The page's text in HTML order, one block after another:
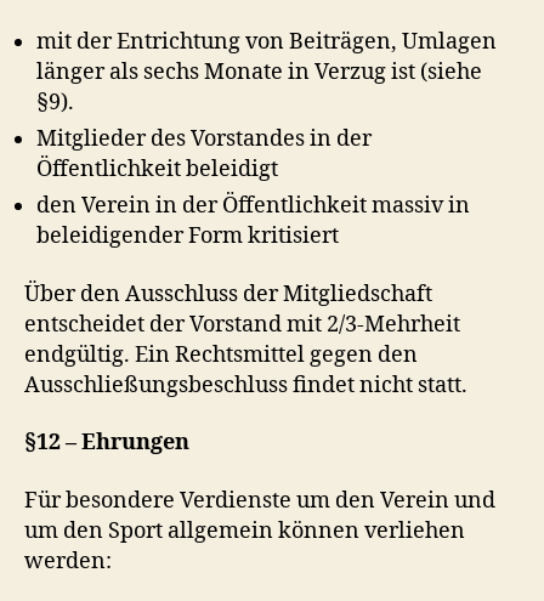
mit der Entrichtung von Beiträgen, Umlagen
länger als sechs Monate in Verzug ist (siehe
§9).
Mitglieder des Vorstandes in der
Öffentlichkeit beleidigt
den Verein in der Öffentlichkeit massiv in
beleidigender Form kritisiert
Über den Ausschluss der Mitgliedschaft
entscheidet der Vorstand mit 2/3-Mehrheit
endgültig. Ein Rechtsmittel gegen den
Ausschließungsbeschluss findet nicht statt.
§12 – Ehrungen
Für besondere Verdienste um den Verein und
um den Sport allgemein können verliehen
werden: